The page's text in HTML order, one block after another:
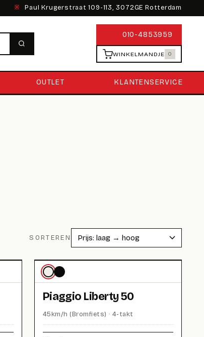
※ Paul Krugerstraat 109-113, 3072GE Rotterdam
010-4853959
WINKELMANDJE 0
OUTLET KLANTENSERVICE
SORTEREN
Piaggio Liberty 50
45km/h (Bromfiets) · 4-takt